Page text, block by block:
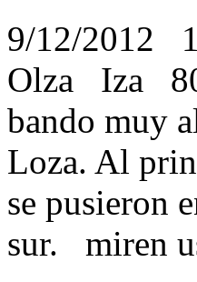
9/12/2012
Olza Iza 80
bando muy
Loza. Al
se pusieron
sur. miren